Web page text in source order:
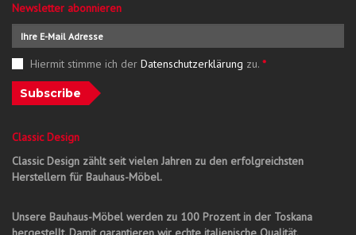
Newsletter abonnieren
Hiermit stimme ich der Datenschutzerklärung zu. *
Subscribe
Classic Design
Classic Design zählt seit vielen Jahren zu den erfolgreichsten
Herstellern für Bauhaus-Möbel.
Unsere Bauhaus-Möbel werden zu 100 Prozent in der Toskana